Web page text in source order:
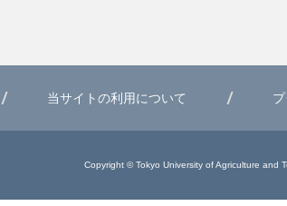
当サイトの利用について
Copyright © Tokyo University of Agriculture and